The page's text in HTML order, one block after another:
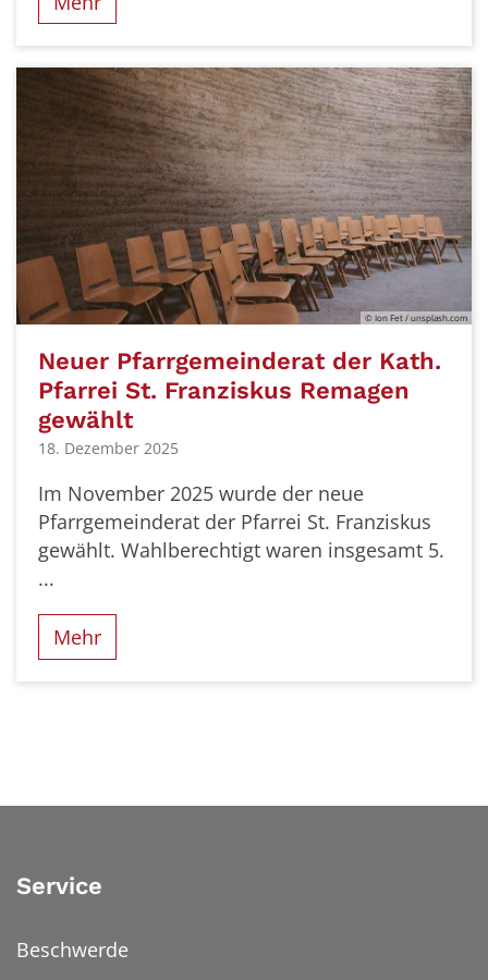
© Ion Fet / unsplash.com
Neuer Pfarrgemeinderat der Kath.
Pfarrei St. Franziskus Remagen
gewählt
18. Dezember 2025
Im November 2025 wurde der neue
Pfarrgemeinderat der Pfarrei St. Franziskus
gewählt. Wahlberechtigt waren insgesamt 5.
...
Mehr
Service
Beschwerde